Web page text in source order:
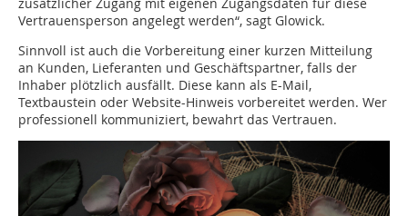
Vertrauensperson angelegt werden“, sagt Glowick.
Sinnvoll ist auch die Vorbereitung einer kurzen Mitteilung
an Kunden, Lieferanten und Geschäftspartner, falls der
Inhaber plötzlich ausfällt. Diese kann als E-Mail,
Textbaustein oder Website-Hinweis vorbereitet werden. Wer
professionell kommuniziert, bewahrt das Vertrauen.